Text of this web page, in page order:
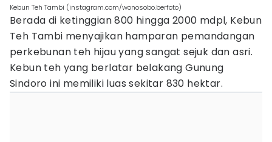
Kebun Teh Tambi (instagram.com/wonosobo.berfoto)
Berada di ketinggian 800 hingga 2000 mdpl, Kebun
Teh Tambi menyajikan hamparan pemandangan
perkebunan teh hijau yang sangat sejuk dan asri.
Kebun teh yang berlatar belakang Gunung
Sindoro ini memiliki luas sekitar 830 hektar.